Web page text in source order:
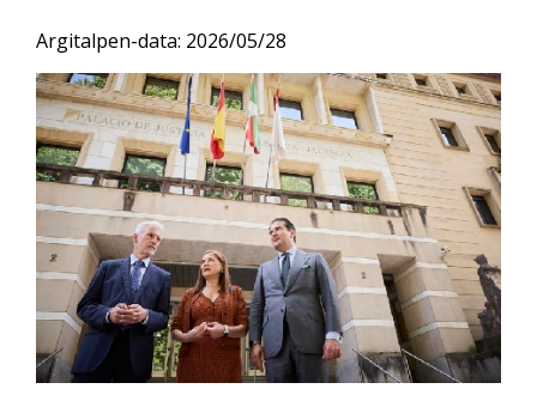
Argitalpen-data: 2026/05/28